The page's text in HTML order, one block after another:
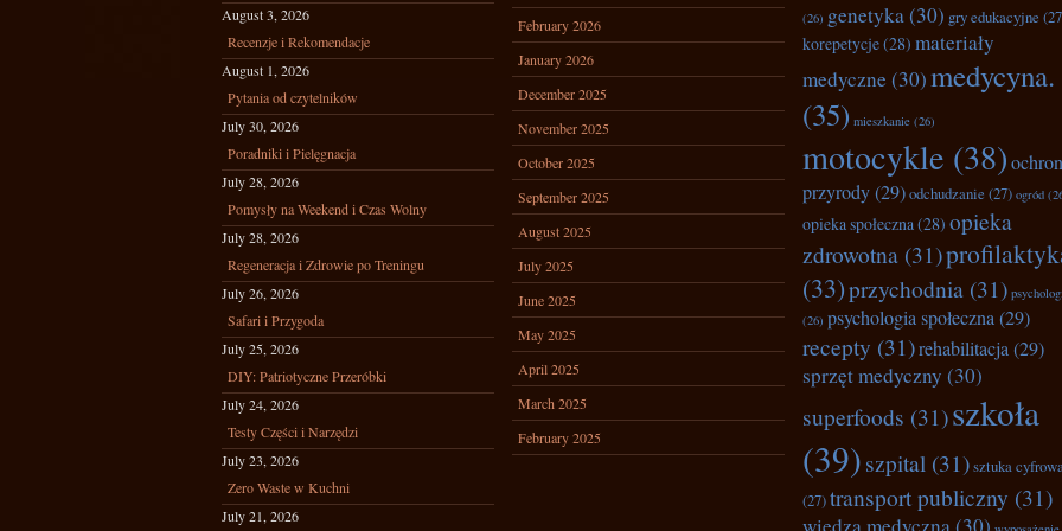
August 3, 2026
Recenzje i Rekomendacje
August 1, 2026
Pytania od czytelników
July 30, 2026
Poradniki i Pielęgnacja
July 28, 2026
Pomysły na Weekend i Czas Wolny
July 28, 2026
Regeneracja i Zdrowie po Treningu
July 26, 2026
Safari i Przygoda
July 25, 2026
DIY: Patriotyczne Przeróbki
July 24, 2026
Testy Części i Narzędzi
July 23, 2026
Zero Waste w Kuchni
July 21, 2026
February 2026
January 2026
December 2025
November 2025
October 2025
September 2025
August 2025
July 2025
June 2025
May 2025
April 2025
March 2025
February 2025
(26) genetyka(30) gry edukacyjne
korepetycje(28) materiały
medyczne (30)medycyna.
(35) mieszkanie (26)
motocykle (38)
przyrody(29)odchudzanie (27) ogród
opieka społeczna(28) opieka
zdrowotna (31)
(33)przychodnia (31)
(26) psychologia społeczna(29)
recepty (31)rehabilitacja(29)
sprzęt medyczny (30)
superfoods (31)szkoła
(39)szpital (31)sztuka
(27)transport publiczny (31)